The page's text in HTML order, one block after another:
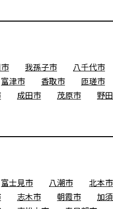
我孫子市 八千代市
富津市 香取市 匝瑳市
成田市 茂原市 野
富士見市 八潮市 北本市
志木市 朝霞市 加